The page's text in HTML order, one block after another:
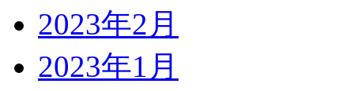
2023年2月
2023年1月